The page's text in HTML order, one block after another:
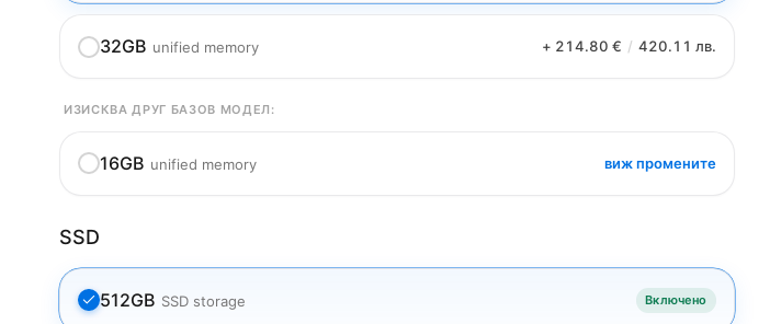
32GB unified memory + 214.80 € / 420.11 лв.
ИЗИСКВА ДРУГ БАЗОВ МОДЕЛ:
16GB unified memory виж промените
SSD
512GB SSD storage Включено